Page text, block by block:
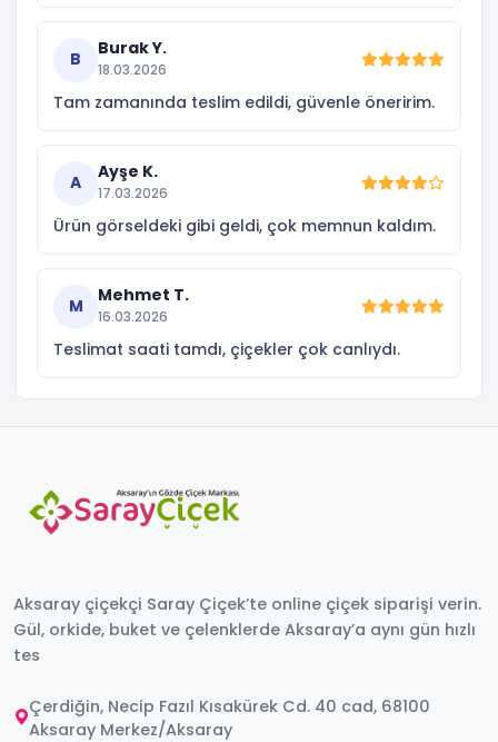
B
Burak Y.
18.03.2026
Tam zamanında teslim edildi, güvenle öneririm.
A
Ayşe K.
17.03.2026
Ürün görseldeki gibi geldi, çok memnun kaldım.
M
Mehmet T.
16.03.2026
Teslimat saati tamdı, çiçekler çok canlıydı.
Aksaray çiçekçi Saray Çiçek’te online çiçek siparişi verin.
Gül, orkide, buket ve çelenklerde Aksaray’a aynı gün hızlı
tes
Çerdiğin, Necip Fazıl Kısakürek Cd. 40 cad, 68100
Aksaray Merkez/Aksaray